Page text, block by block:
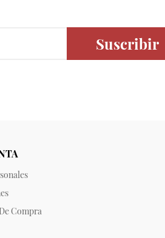
Suscribir
Compra